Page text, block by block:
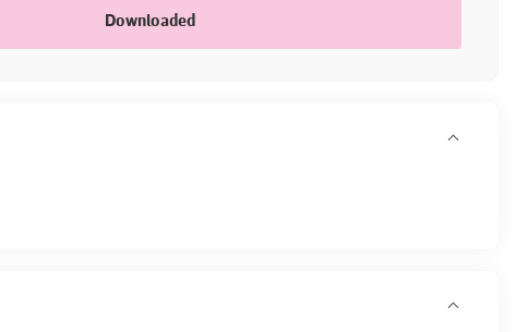
Downloaded